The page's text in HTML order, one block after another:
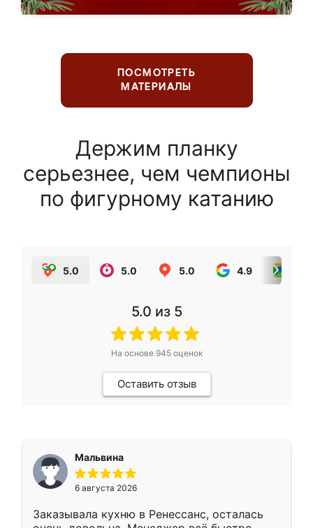
ПОСМОТРЕТЬ
МАТЕРИАЛЫ
Держим планку
серьезнее, чем чемпионы
по фигурному катанию
5.0 5.0 5.0 4.9
5.0 из 5
На основе 945оценок
Оставить отзыв
Мальвина
6 августа 2026
Заказывала кухню в Ренессанс, осталась